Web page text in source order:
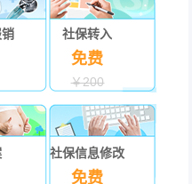
社保转入
免费
￥200
社保信息修改
免费